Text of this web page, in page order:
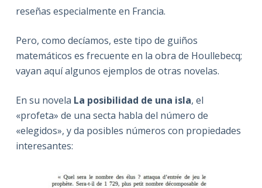
reseñas especialmente en Francia.
Pero, como decíamos, este tipo de guiños
matemáticos es frecuente en la obra de Houllebecq;
vayan aquí algunos ejemplos de otras novelas.
En su novela La posibilidad de una isla, el
«profeta» de una secta habla del número de
«elegidos», y da posibles números con propiedades
interesantes: